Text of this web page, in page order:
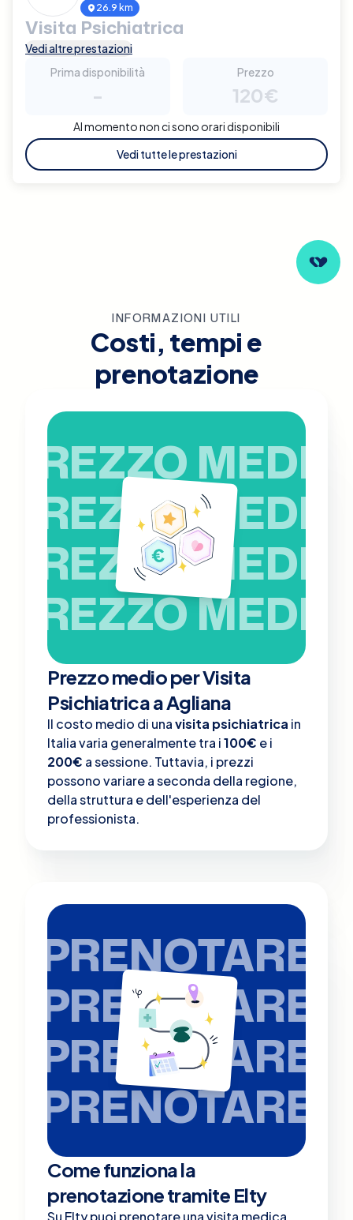
26.9 km
Visita Psichiatrica
Vedi altre prestazioni
Prima disponibilità
-
Prezzo
120€
Al momento non ci sono orari disponibili
Vedi tutte le prestazioni
INFORMAZIONI UTILI
Costi, tempi e
prenotazione
PREZZO MEDIO
PREZZO MEDIO
PREZZO MEDIO
PREZZO MEDIO
Prezzo medio per Visita
Psichiatrica a Agliana
Il costo medio di unavisita psichiatrica in
Italia varia generalmente tra i100€ e i
200€ a sessione. Tuttavia, i prezzi
possono variare a seconda della regione,
della struttura e dell'esperienza del
professionista.
PRENOTARE
PRENOTARE
PRENOTARE
PRENOTARE
Come funziona la
prenotazione tramite Elty
Su Elty puoi prenotare una visita medica